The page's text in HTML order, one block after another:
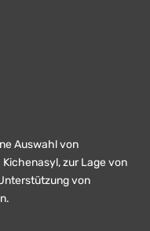
Auswahl von
zur Lage von
von